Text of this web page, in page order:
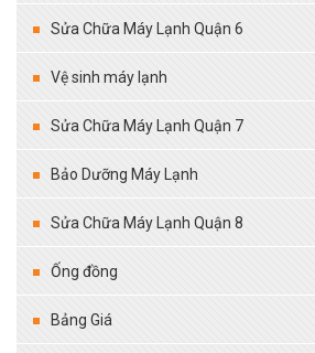
Sửa Chữa Máy Lạnh Quận 6
Vệ sinh máy lạnh
Sửa Chữa Máy Lạnh Quận 7
Bảo Dưỡng Máy Lạnh
Sửa Chữa Máy Lạnh Quận 8
Ống đồng
Bảng Giá